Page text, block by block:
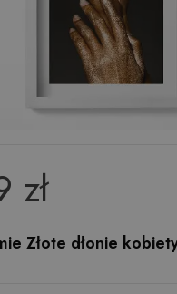
zł
Złote dłonie